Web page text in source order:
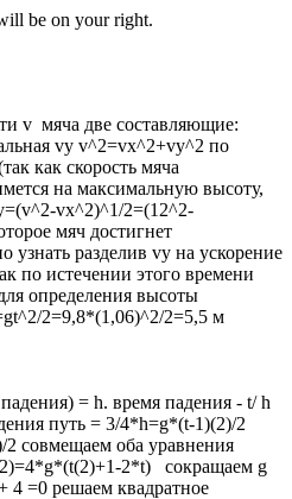
be on your right.
v мяча две составляющие:
vy v^2=vx^2+vy^2 по
как скорость мяча
на максимальную высоту,
vx^2)^1/2=(12^2-
мяч достигнет
разделив vy на ускорение
по истечении этого времени
определения высоты
2=9,8*(1,06)^2/2=5,5 м
= h. время падения - t/ h
путь = 3/4*h=g*(t-1)(2)/2
совмещаем оба уравнения
2*t) сокращаем g
=0 решаем квадратное